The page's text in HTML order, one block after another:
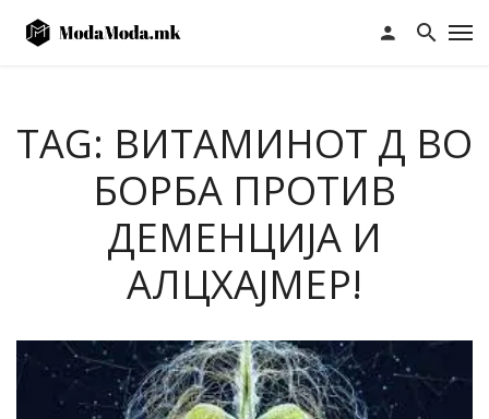
TAG: ВИТАМИНОТ Д ВО
БОРБА ПРОТИВ
ДЕМЕНЦИЈА И
АЛЦХАЈМЕР!